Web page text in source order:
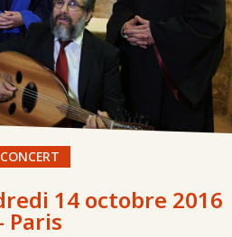
CONCERT
14 octobre 2016
Paris